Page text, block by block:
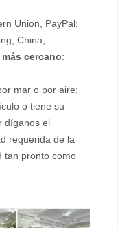
Union, PayPal;
China;
cercano:
mar o por aire;
o tiene su
díganos el
requerida de la
tan pronto como